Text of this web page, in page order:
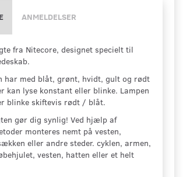
ANMELDELSER
fra Nitecore, designet specielt til
har med blåt, grønt, hvidt, gult og rødt
kan lyse konstant eller blinke. Lampen
blinke skiftevis rødt / blåt.
gør dig synlig! Ved hjælp af
monteres nemt på vesten,
eller andre steder. cyklen, armen,
vesten, hatten eller et helt